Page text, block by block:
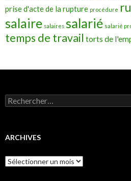
prise d'acte de la rupture procédure
salaire salaires salarié salarié
temps de travail torts de
Rechercher :
ARCHIVES
Archives